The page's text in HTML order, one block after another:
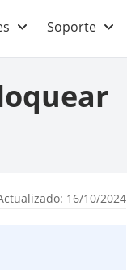
Soporte
16/10/2024